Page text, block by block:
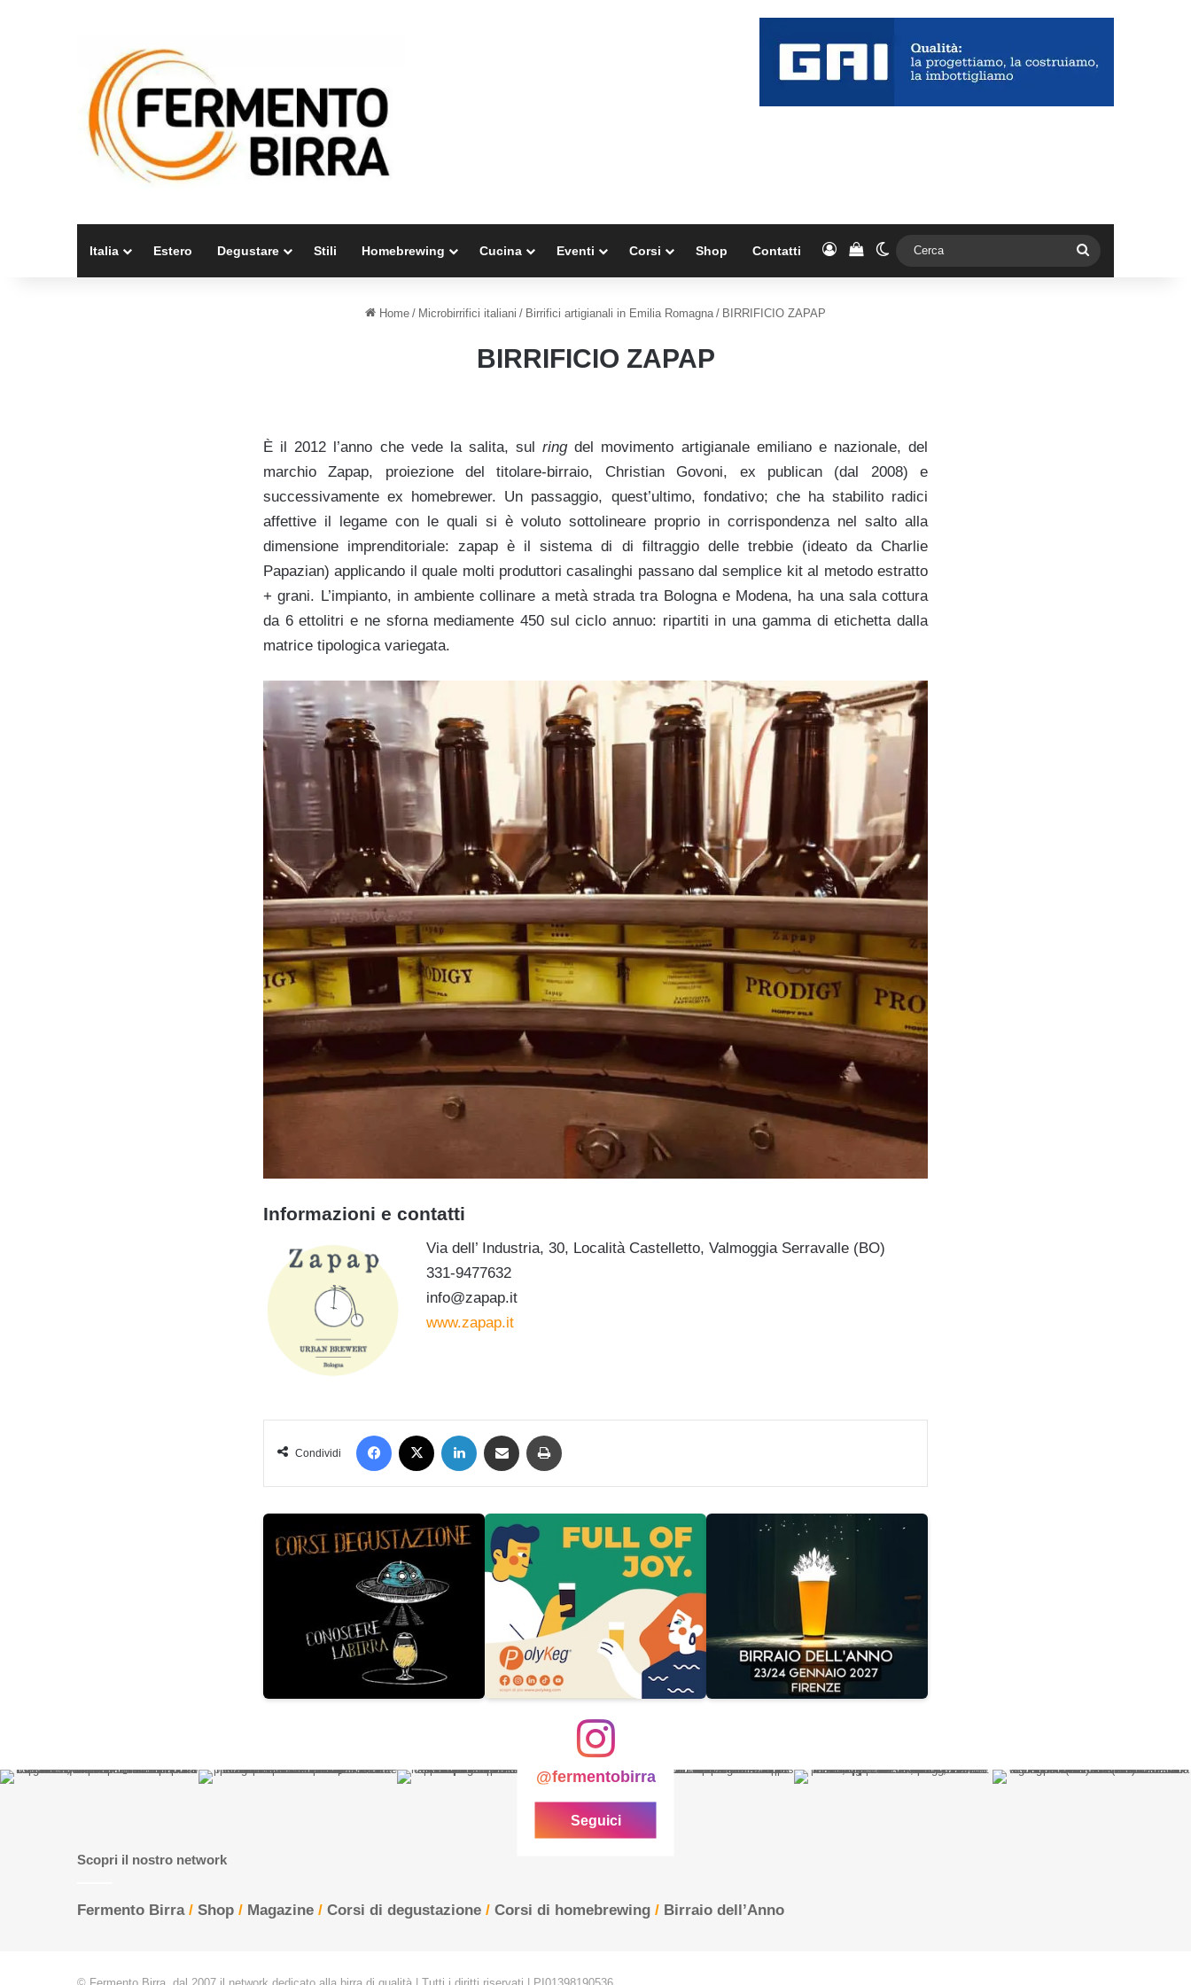
Italia Estero Degustare Stili Homebrewing Cucina Eventi Corsi Shop Contatti AccediVedi il carrello
Cambia aspetto
Home / Microbirrifici italiani / Birrifici artigianali in Emilia Romagna / BIRRIFICIO ZAPAP
BIRRIFICIO ZAPAP
È il 2012 l’anno che vede la salita, sulringdel movimento artigianale emiliano e nazionale, del
marchio Zapap, proiezione del titolare-birraio, Christian Govoni, ex publican (dal 2008) e
successivamente ex homebrewer. Un passaggio, quest’ultimo, fondativo; che ha stabilito radici
affettive il legame con le quali si è voluto sottolineare proprio in corrispondenza nel salto alla
dimensione imprenditoriale: zapap è il sistema di di filtraggio delle trebbie (ideato da Charlie
Papazian) applicando il quale molti produttori casalinghi passano dal semplice kit al metodo estratto
+ grani. L’impianto, in ambiente collinare a metà strada tra Bologna e Modena, ha una sala cottura
da 6 ettolitri e ne sforna mediamente 450 sul ciclo annuo: ripartiti in una gamma di etichetta dalla
matrice tipologica variegata.
Informazioni e contatti
Via dell’ Industria, 30, Località Castelletto, Valmoggia Serravalle (BO)
331-9477632
info@zapap.it
www.zapap.it
Condividi
Facebook LinkedIn Condividi via mail
@fermentobirra
Seguici
Scopri il nostro network
Fermento Birra/ Shop / Magazine / Corsi di degustazione / Corsi di homebrewing / Birraio dell’Anno